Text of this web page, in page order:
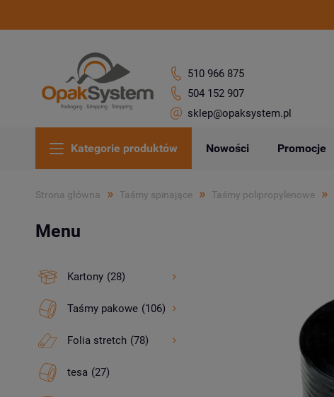
510 966 875
504 152 907
sklep@opaksystem.pl
Kategorie produktów Nowości Promocje
Strona główna » Taśmy spinające » Taśmy polipropylenowe »
Menu
Kartony (28)
Taśmy pakowe (106)
Folia stretch (78)
tesa (27)